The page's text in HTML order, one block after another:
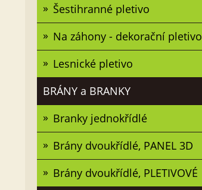
Šestihranné pletivo
Na záhony - dekorační pletivo
Lesnické pletivo
BRÁNY a BRANKY
Branky jednokřídlé
Brány dvoukřídlé, PANEL 3D
Brány dvoukřídlé, PLETIVOVÉ